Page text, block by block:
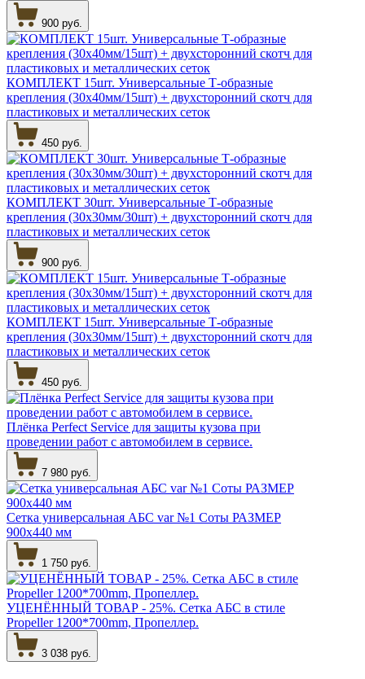
900 руб.
КОМПЛЕКТ 15шт. Универсальные Т-образные
крепления (30х40мм/15шт) + двухсторонний скотч для
пластиковых и металлических сеток
450 руб.
КОМПЛЕКТ 30шт. Универсальные Т-образные
крепления (30х30мм/30шт) + двухсторонний скотч для
пластиковых и металлических сеток
900 руб.
КОМПЛЕКТ 15шт. Универсальные Т-образные
крепления (30х30мм/15шт) + двухсторонний скотч для
пластиковых и металлических сеток
450 руб.
Плёнка Perfect Service для защиты кузова при
проведении работ с автомобилем в сервисе.
7 980 руб.
Сетка универсальная АБС var №1 Соты РАЗМЕР
900х440 мм
1 750 руб.
УЦЕНЁННЫЙ ТОВАР - 25%. Сетка АБС в стиле
Propeller 1200*700mm, Пропеллер.
3 038 руб.